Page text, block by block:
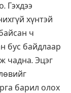
Гэхдээ
хүнтэй
ч
бус байдлаар
чадна. Эцэг
барил олох